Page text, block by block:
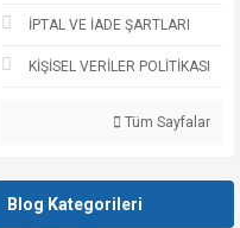
İPTAL VE İADE ŞARTLARI
KİŞİSEL VERİLER POLİTİKASI
Tüm Sayfalar
Blog Kategorileri